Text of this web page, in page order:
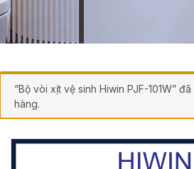
“Bộ vòi xịt vệ sinh Hiwin PJF-101W”
hàng.